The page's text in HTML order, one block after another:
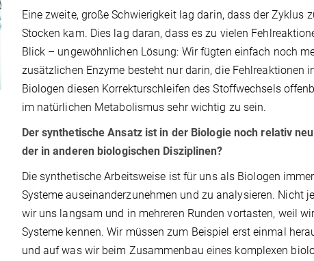
Eine zweite, große Schwierigkeit lag darin, dass der
Stocken kam. Dies lag daran, dass es zu vielen
Blick – ungewöhnlichen Lösung: Wir fügten einfach noch
zusätzlichen Enzyme besteht nur darin, die
Biologen diesen Korrekturschleifen des Stoffwechsels
im natürlichen Metabolismus sehr wichtig zu sein.
Der synthetische Ansatz ist in der Biologie noch relativ
der in anderen biologischen Disziplinen?
Die synthetische Arbeitsweise ist für uns als Biologen
Systeme auseinanderzunehmen und zu analysieren. Nicht
wir uns langsam und in mehreren Runden vortasten, weil
Systeme kennen. Wir müssen zum Beispiel erst einmal
und auf was wir beim Zusammenbau eines komplexen